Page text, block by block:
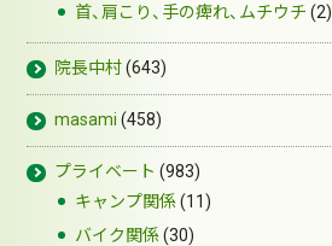
首、肩こり、手の痺れ、ムチウチ (2)
院長中村(643)
masami (458)
プライベート (983)
キャンプ関係(11)
バイク関係(30)